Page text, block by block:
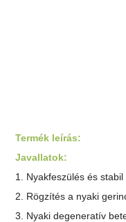
Termék leírás:
Javallatok:
1. Nyakfeszülés és stabil
2. Rögzítés a nyaki
3. Nyaki degeneratív